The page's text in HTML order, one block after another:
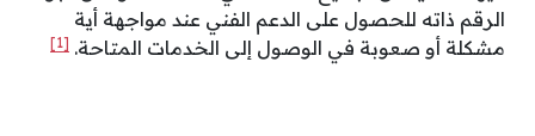
الرقم ذاته للحصول على الدعم الفني عند مواجهة أية
مشكلة أو صعوبة في الوصول إلى الخدمات المتاحة. [1]